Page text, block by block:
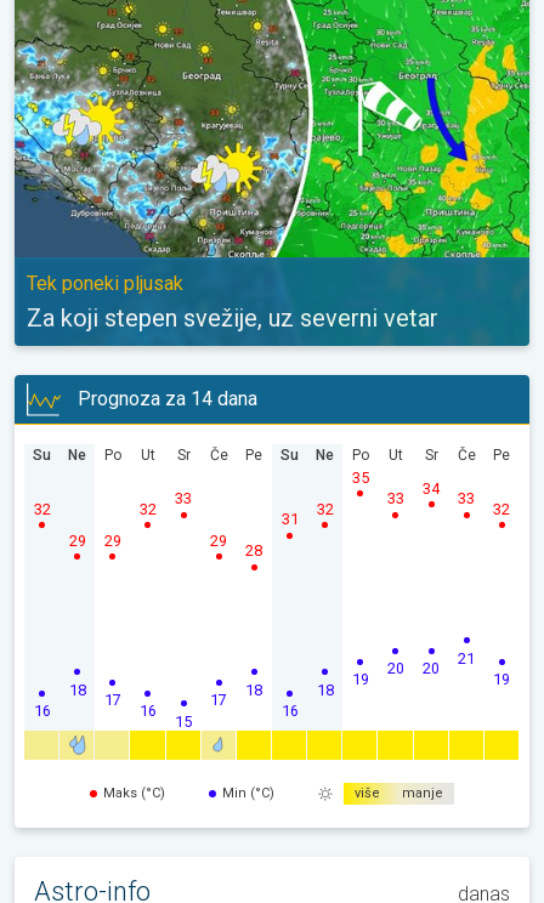
Tek poneki pljusak
Za koji stepen svežije, uz severni vetar
Prognoza za 14 dana
Su
16
32
Ne
18
29
Po
17
29
Ut
16
32
Sr
15
33
Če
17
29
Pe
18
28
Su
16
31
Ne
18
32
Po
19
35
Ut
20
33
Sr
20
34
Če
21
33
Pe
19
32
Maks (°C) Min (°C) više manje
Astro-info danas